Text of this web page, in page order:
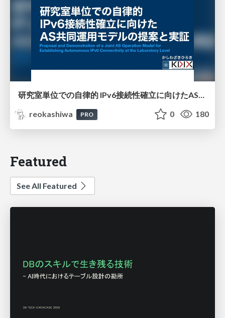
研究室単位での自律的 IPv6接続性確立に向けたAS共同運用モデルの提案と実証
reokashiwa
PRO 0 180
Featured
See All Featured